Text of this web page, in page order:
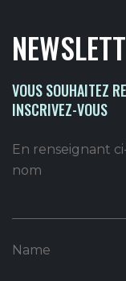
VOUS SOUHAITEZ
INSCRIVEZ-VOUS
En renseignant
nom
Name